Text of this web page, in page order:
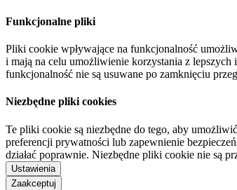
Funkcjonalne pliki
Pliki cookie wpływające na funkcjonalność
i mają na celu umożliwienie korzystania z
funkcjonalność nie są usuwane po zamknięciu
Niezbędne pliki cookies
Te pliki cookie są niezbędne do tego, aby
preferencji prywatności lub zapewnienie
działać poprawnie. Niezbędne pliki cookie nie są
Ustawienia
Zaakceptuj